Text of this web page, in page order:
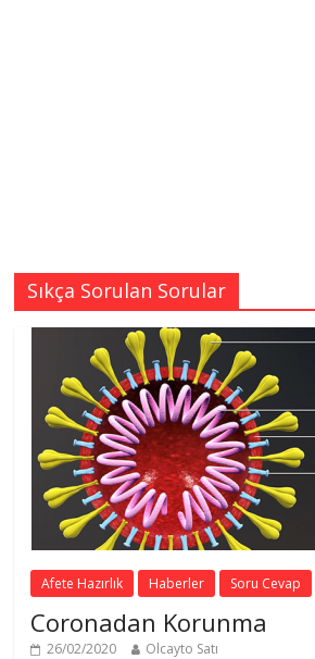
Sıkça Sorulan Sorular
Afete Hazırlık Haberler Soru Cevap
Coronadan Korunma
26/02/2020 Olcayto Satı